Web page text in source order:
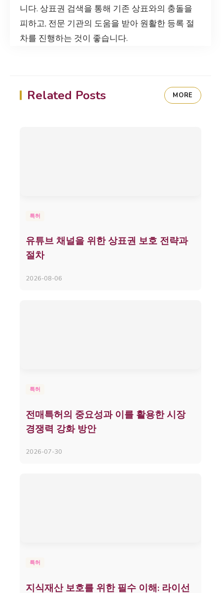
니다. 상표권 검색을 통해 기존 상표와의 충돌을
피하고, 전문 기관의 도움을 받아 원활한 등록 절
차를 진행하는 것이 좋습니다.
Related Posts MORE
특허
유튜브 채널을 위한 상표권 보호 전략과
절차
2026-08-06
특허
전매특허의 중요성과 이를 활용한 시장
경쟁력 강화 방안
2026-07-30
특허
지식재산 보호를 위한 필수 이해: 라이선